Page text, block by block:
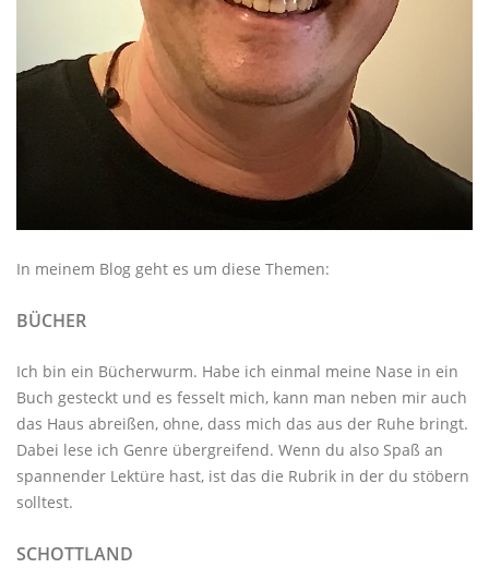
In meinem Blog geht es um diese Themen:
BÜCHER
Ich bin ein Bücherwurm. Habe ich einmal meine Nase in ein
Buch gesteckt und es fesselt mich, kann man neben mir auch
das Haus abreißen, ohne, dass mich das aus der Ruhe bringt.
Dabei lese ich Genre übergreifend. Wenn du also Spaß an
spannender Lektüre hast, ist das die Rubrik in der du stöbern
solltest.
SCHOTTLAND